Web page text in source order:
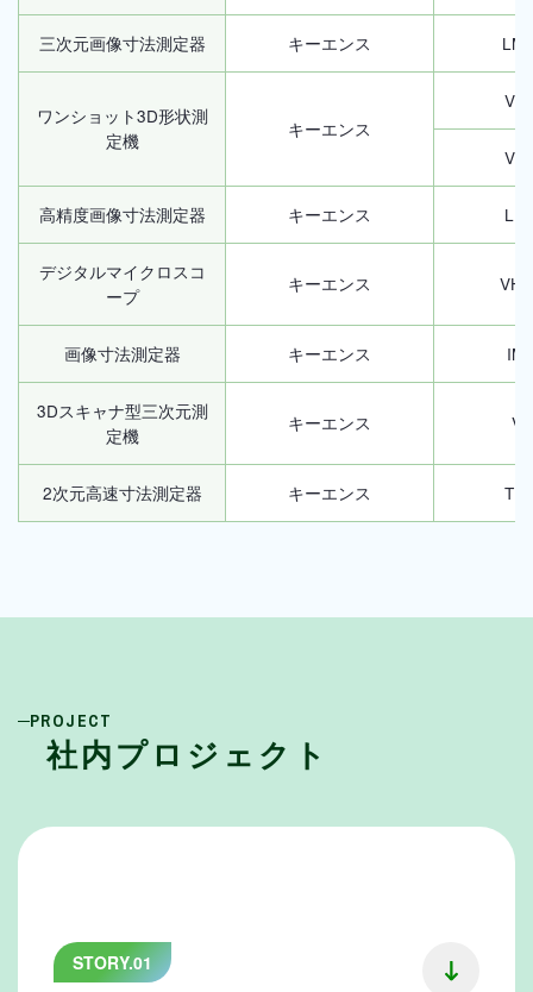
三次元画像寸法測定器 キーエンス
ワンショット3D形状測
定機
キーエンス
高精度画像寸法測定器 キーエンス
デジタルマイクロスコ
ープ
キーエンス
画像寸法測定器 キーエンス
3Dスキャナ型三次元測
定機
キーエンス
2次元高速寸法測定器 キーエンス
PROJECT
社内プロジェクト
STORY.01